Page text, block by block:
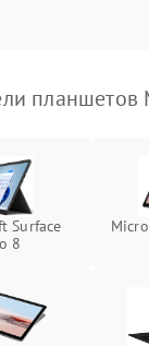
управления
планшетов
Surface
8